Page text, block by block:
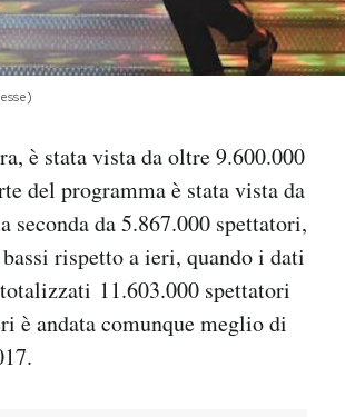
è stata vista da oltre 9.600.000
del programma è stata vista da
seconda da 5.867.000 spettatori,
rispetto a ieri, quando i dati
11.603.000 spettatori
è andata comunque meglio di